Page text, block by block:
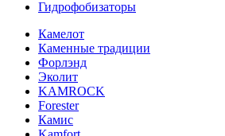
Гидрофобизаторы
Камелот
Каменные традиции
Форлэнд
Эколит
KAMROCK
Forester
Камис